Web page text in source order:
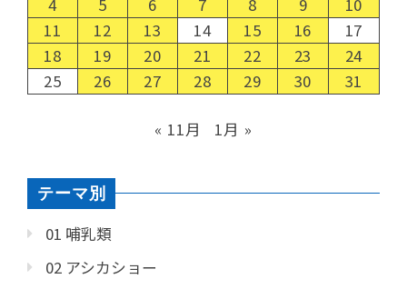
4
5 6 7 8 9
10
11
12 13 14 15 16
17
18
19 20 21 22 23
24
25
26 27 28 29 30 31
« 11月 1月 »
テーマ別
01 哺乳類
02 アシカショー